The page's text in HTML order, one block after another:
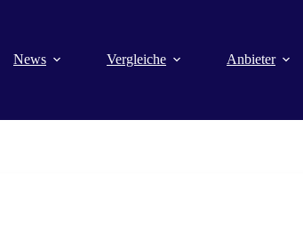
News
Vergleiche Anbieter